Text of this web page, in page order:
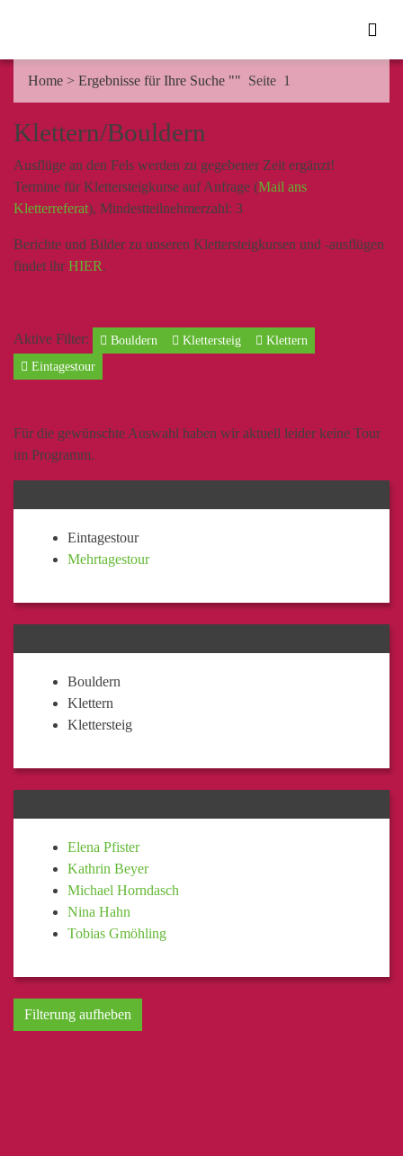
Home > Ergebnisse für Ihre Suche "" Seite 1
Klettern/Bouldern
Ausflüge an den Fels werden zu gegebener Zeit ergänzt!
Termine für Klettersteigkurse auf Anfrage (Mail ans
Kletterreferat), Mindestteilnehmerzahl: 3
Berichte und Bilder zu unseren Klettersteigkursen und -ausflügen
findet ihr HIER.
Aktive Filter: Bouldern Klettersteig
Klettern
Eintagestour
Für die gewünschte Auswahl haben wir aktuell leider keine Tour
im Programm.
Eintagestour
Mehrtagestour
Bouldern
Klettern
Klettersteig
Elena Pfister
Kathrin Beyer
Michael Horndasch
Nina Hahn
Tobias Gmöhling
Filterung aufheben